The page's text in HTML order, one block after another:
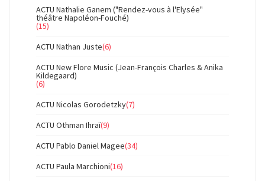
ACTU Nathalie Ganem ("Rendez-vous à l'Elysée"
théâtre Napoléon-Fouché)
(15)
ACTU Nathan Juste(6)
ACTU New Flore Music (Jean-François Charles & Anika
Kildegaard)
(6)
ACTU Nicolas Gorodetzky(7)
ACTU Othman Ihraï(9)
ACTU Pablo Daniel Magee(34)
ACTU Paula Marchioni(16)